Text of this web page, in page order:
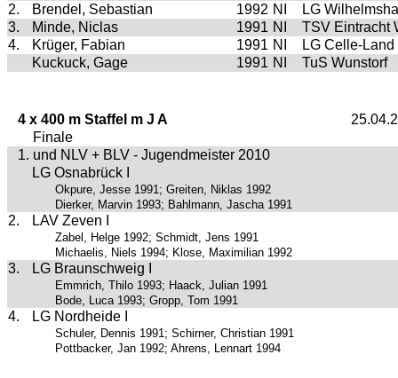
2.
Brendel, Sebastian 1992 NI
LG
3.
Minde, Niclas 1991 NI
TSV Eintracht
4.
Krüger, Fabian 1991 NI
LG Celle-Land
Kuckuck, Gage
1991 NI TuS Wunstorf
4 x 400 m Staffel m J A
Finale
1. und NLV + BLV - Jugendmeister 2010
LG Osnabrück I
Okpure, Jesse 1991; Greiten, Niklas 1992
Dierker, Marvin 1993; Bahlmann, Jascha 1991
2. LAV Zeven I
Zabel, Helge 1992; Schmidt, Jens 1991
Michaelis, Niels 1994; Klose, Maximilian 1992
3. LG Braunschweig I
Emmrich, Thilo 1993; Haack, Julian 1991
Bode, Luca 1993; Gropp, Tom 1991
4. LG Nordheide I
Schuler, Dennis 1991; Schirner, Christian 1991
Pottbacker, Jan 1992; Ahrens, Lennart 1994